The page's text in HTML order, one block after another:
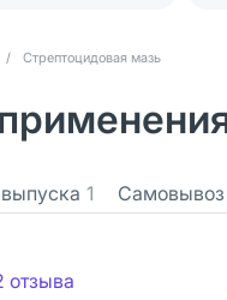
/ Стрептоцидовая мазь
1 Самовывоз
отзыва